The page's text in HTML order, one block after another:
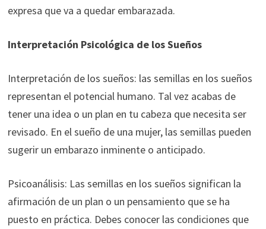
expresa que va a quedar embarazada.
Interpretación Psicológica de los Sueños
Interpretación de los sueños: las semillas en los sueños
representan el potencial humano. Tal vez acabas de
tener una idea o un plan en tu cabeza que necesita ser
revisado. En el sueño de una mujer, las semillas pueden
sugerir un embarazo inminente o anticipado.
Psicoanálisis: Las semillas en los sueños significan la
afirmación de un plan o un pensamiento que se ha
puesto en práctica. Debes conocer las condiciones que